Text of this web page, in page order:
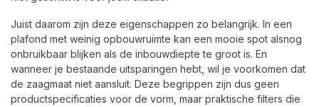
Juist daarom zijn deze eigenschappen zo belangrijk. In een
plafond met weinig opbouwruimte kan een mooie spot alsnog
onbruikbaar blijken als de inbouwdiepte te groot is. En
wanneer je bestaande uitsparingen hebt, wil je voorkomen dat
de zaagmaat niet aansluit. Deze begrippen zijn dus geen
productspecificaties voor de vorm, maar praktische filters die